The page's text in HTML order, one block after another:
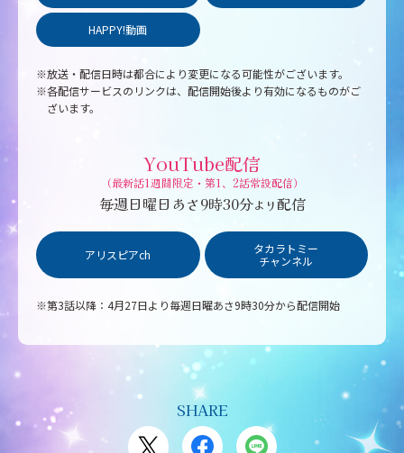
HAPPY!動画
※放送・配信日時は都合により変更になる可能性がございます。
※各配信サービスのリンクは、配信開始後より有効になるものがご
ざいます。
YouTube配信
（最新話1週間限定・第1、2話常設配信）
毎週日曜日あさ9時30分より配信
アリスピアch
タカラトミー
チャンネル
※第3話以降：4月27日より毎週日曜あさ9時30分から配信開始
SHARE